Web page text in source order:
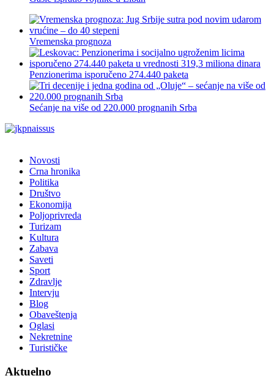
Vremenska prognoza
Penzionerima isporučeno 274.440 paketa
Sećanje na više od 220.000 prognanih Srba
Novosti
Crna hronika
Politika
Društvo
Ekonomija
Poljoprivreda
Turizam
Kultura
Zabava
Saveti
Sport
Zdravlje
Intervju
Blog
Obaveštenja
Oglasi
Nekretnine
Turističke
Aktuelno